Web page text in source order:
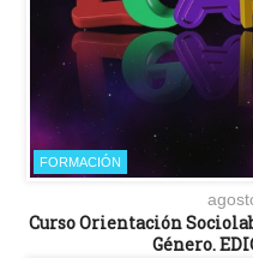
FORMACIÓN
Curso Orientación
Género.